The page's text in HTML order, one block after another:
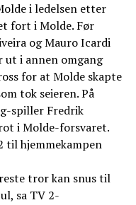
i ledelsen etter
fort i Molde. Før
og Mauro Icardi
i annen omgang
for at Molde skapte
tok seieren. På
spiller Fredrik
i Molde-forsvaret.
til hjemmekampen
tror kan snus til
sa TV 2-